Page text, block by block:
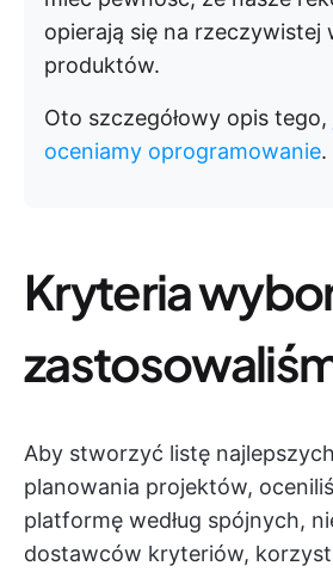
opierają się na rzeczywistej
produktów.
Oto szczegółowy opis tego,
oceniamy oprogramowanie.
Kryteria
Aby stworzyć listę
planowania projektów,
platformę według spójnych,
dostawców kryteriów,